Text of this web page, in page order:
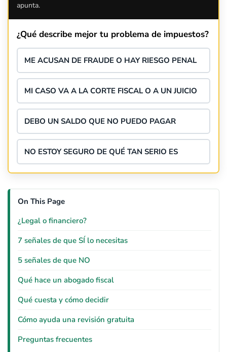
apunta.
¿Qué describe mejor tu problema de impuestos?
ME ACUSAN DE FRAUDE O HAY RIESGO PENAL
MI CASO VA A LA CORTE FISCAL O A UN JUICIO
DEBO UN SALDO QUE NO PUEDO PAGAR
NO ESTOY SEGURO DE QUÉ TAN SERIO ES
On This Page
¿Legal o financiero?
7 señales de que SÍ lo necesitas
5 señales de que NO
Qué hace un abogado fiscal
Qué cuesta y cómo decidir
Cómo ayuda una revisión gratuita
Preguntas frecuentes